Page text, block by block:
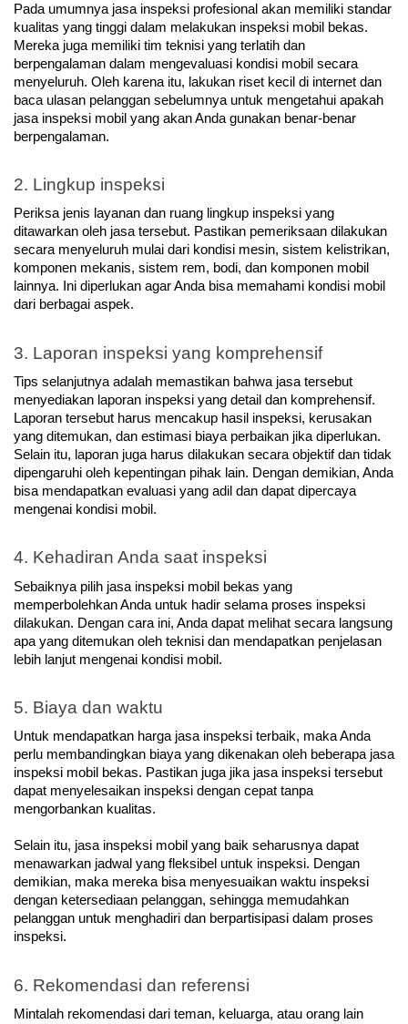
Pada umumnya jasa inspeksi profesional akan memiliki standar
kualitas yang tinggi dalam melakukan inspeksi mobil bekas.
Mereka juga memiliki tim teknisi yang terlatih dan
berpengalaman dalam mengevaluasi kondisi mobil secara
menyeluruh. Oleh karena itu, lakukan riset kecil di internet dan
baca ulasan pelanggan sebelumnya untuk mengetahui apakah
jasa inspeksi mobil yang akan Anda gunakan benar-benar
berpengalaman.
2. Lingkup inspeksi
Periksa jenis layanan dan ruang lingkup inspeksi yang
ditawarkan oleh jasa tersebut. Pastikan pemeriksaan dilakukan
secara menyeluruh mulai dari kondisi mesin, sistem kelistrikan,
komponen mekanis, sistem rem, bodi, dan komponen mobil
lainnya. Ini diperlukan agar Anda bisa memahami kondisi mobil
dari berbagai aspek.
3. Laporan inspeksi yang komprehensif
Tips selanjutnya adalah memastikan bahwa jasa tersebut
menyediakan laporan inspeksi yang detail dan komprehensif.
Laporan tersebut harus mencakup hasil inspeksi, kerusakan
yang ditemukan, dan estimasi biaya perbaikan jika diperlukan.
Selain itu, laporan juga harus dilakukan secara objektif dan tidak
dipengaruhi oleh kepentingan pihak lain. Dengan demikian, Anda
bisa mendapatkan evaluasi yang adil dan dapat dipercaya
mengenai kondisi mobil.
4. Kehadiran Anda saat inspeksi
Sebaiknya pilih jasa inspeksi mobil bekas yang
memperbolehkan Anda untuk hadir selama proses inspeksi
dilakukan. Dengan cara ini, Anda dapat melihat secara langsung
apa yang ditemukan oleh teknisi dan mendapatkan penjelasan
lebih lanjut mengenai kondisi mobil.
5. Biaya dan waktu
Untuk mendapatkan harga jasa inspeksi terbaik, maka Anda
perlu membandingkan biaya yang dikenakan oleh beberapa jasa
inspeksi mobil bekas. Pastikan juga jika jasa inspeksi tersebut
dapat menyelesaikan inspeksi dengan cepat tanpa
mengorbankan kualitas.
Selain itu, jasa inspeksi mobil yang baik seharusnya dapat
menawarkan jadwal yang fleksibel untuk inspeksi. Dengan
demikian, maka mereka bisa menyesuaikan waktu inspeksi
dengan ketersediaan pelanggan, sehingga memudahkan
pelanggan untuk menghadiri dan berpartisipasi dalam proses
inspeksi.
6. Rekomendasi dan referensi
Mintalah rekomendasi dari teman, keluarga, atau orang lain